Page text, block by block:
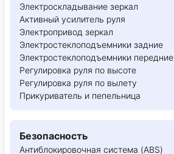
Электроскладывание зеркал
Активный усилитель руля
Электропривод зеркал
Электростеклоподъемники задние
Электростеклоподъемники передние
Регулировка руля по высоте
Регулировка руля по вылету
Прикуриватель и пепельница
Безопасность
Антиблокировочная система (ABS)